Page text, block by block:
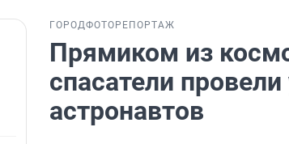
ГОРОДФОТОРЕПОРТАЖ
Прямиком из
спасатели
астронавтов